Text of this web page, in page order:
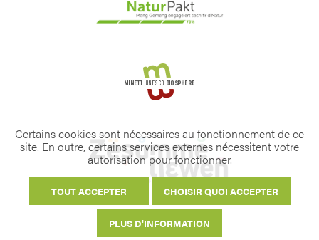
Certains cookies sont nécessaires au fonctionnement de ce
site. En outre, certains services externes nécessitent votre
autorisation pour fonctionner.
TOUT ACCEPTER CHOISIR QUOI ACCEPTER
PLUS D'INFORMATION